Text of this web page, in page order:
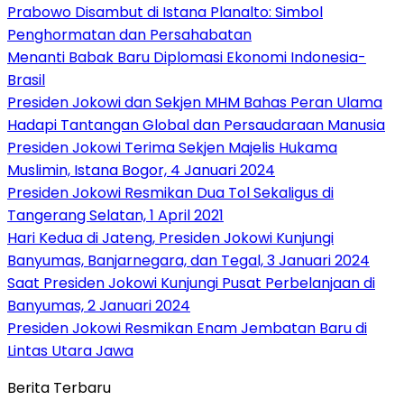
Prabowo Disambut di Istana Planalto: Simbol
Penghormatan dan Persahabatan
Menanti Babak Baru Diplomasi Ekonomi Indonesia-
Brasil
Presiden Jokowi dan Sekjen MHM Bahas Peran Ulama
Hadapi Tantangan Global dan Persaudaraan Manusia
Presiden Jokowi Terima Sekjen Majelis Hukama
Muslimin, Istana Bogor, 4 Januari 2024
Presiden Jokowi Resmikan Dua Tol Sekaligus di
Tangerang Selatan, 1 April 2021
Hari Kedua di Jateng, Presiden Jokowi Kunjungi
Banyumas, Banjarnegara, dan Tegal, 3 Januari 2024
Saat Presiden Jokowi Kunjungi Pusat Perbelanjaan di
Banyumas, 2 Januari 2024
Presiden Jokowi Resmikan Enam Jembatan Baru di
Lintas Utara Jawa
Berita Terbaru